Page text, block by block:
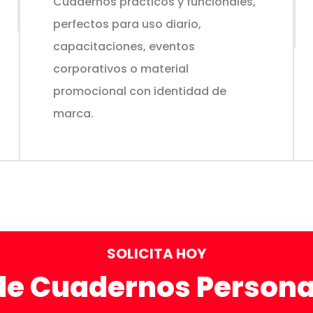
perfectos para uso diario,
capacitaciones, eventos
corporativos o material
promocional con identidad de
marca.
SOLICITA HOY
Cuadernos